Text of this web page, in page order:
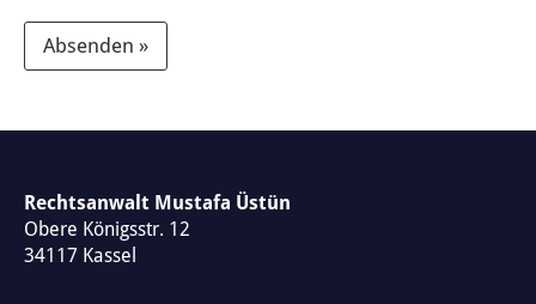
Absenden »
e
r
n
Rechtsanwalt Mustafa Üstün
Obere Königsstr. 12
34117 Kassel